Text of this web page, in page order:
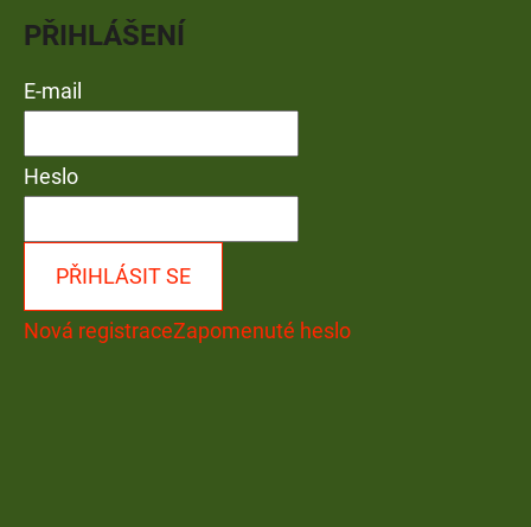
PŘIHLÁŠENÍ
E-mail
Heslo
PŘIHLÁSIT SE
Nová registraceZapomenuté heslo